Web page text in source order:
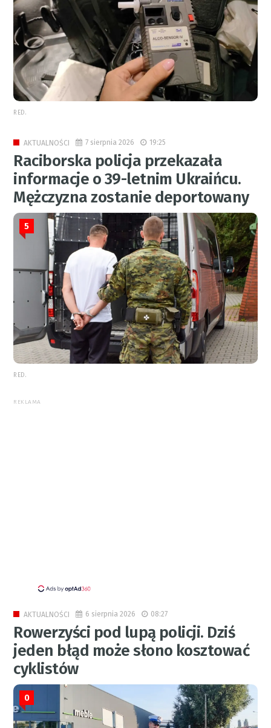
RED.
AKTUALNOŚCI 7 sierpnia 2026 19:25
Raciborska policja przekazała
informacje o 39-letnim Ukraińcu.
Mężczyzna zostanie deportowany
5
RED.
REKLAMA
AKTUALNOŚCI 6 sierpnia 2026 08:27
Rowerzyści pod lupą policji. Dziś
jeden błąd może słono kosztować
cyklistów
0